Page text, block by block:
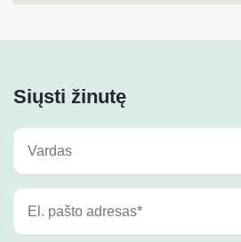
Siųsti žinutę